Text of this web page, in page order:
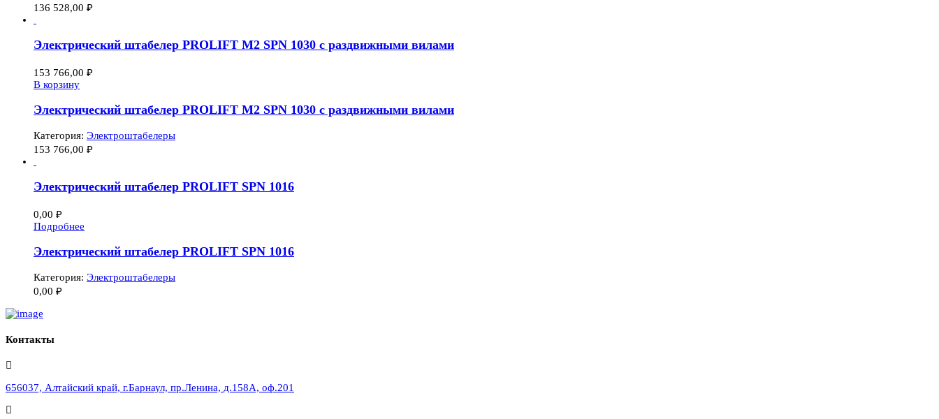
136 528,00 ₽
Электрический штабелер PROLIFT M2 SPN 1030 с раздвижными вилами
153 766,00 ₽
В корзину
Электрический штабелер PROLIFT M2 SPN 1030 с раздвижными вилами
Категория: Электроштабелеры
153 766,00 ₽
Электрический штабелер PROLIFT SPN 1016
0,00 ₽
Подробнее
Электрический штабелер PROLIFT SPN 1016
Категория: Электроштабелеры
0,00 ₽
Контакты
656037, Алтайский край, г.Барнаул, пр.Ленина, д.158А, оф.201